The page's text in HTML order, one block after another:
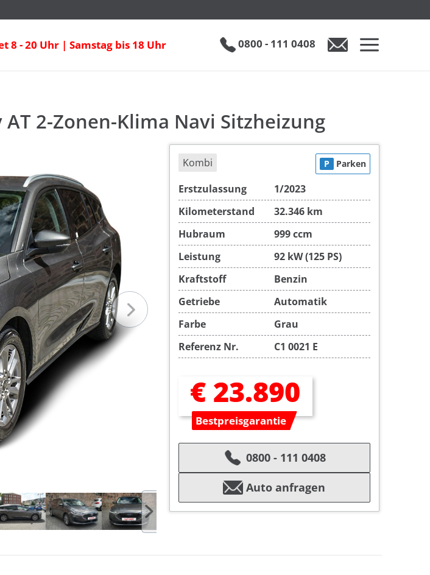
8 - 20 Uhr | Samstag bis 18 Uhr 0800 - 111 0408
Ford Focus Turnier 1.0 EB mHev AT 2-Zonen-Klima Navi Sitzheizung
2-Zonen-Klima Navi Sitzheizung
Kombi P Parken
Erstzulassung
1/2023
Kilometerstand
32.346 km
Hubraum
999 ccm
Leistung
92 kW (125 PS)
Kraftstoff
Benzin
Getriebe
Automatik
Farbe
Grau
Referenz Nr.
C1 0021 E
€ 23.890
Bestpreisgarantie
0800 - 111 0408
Auto anfragen